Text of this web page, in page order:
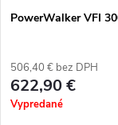
PowerWalker VFI
506,40 € bez DPH
622,90 €
Vypredané